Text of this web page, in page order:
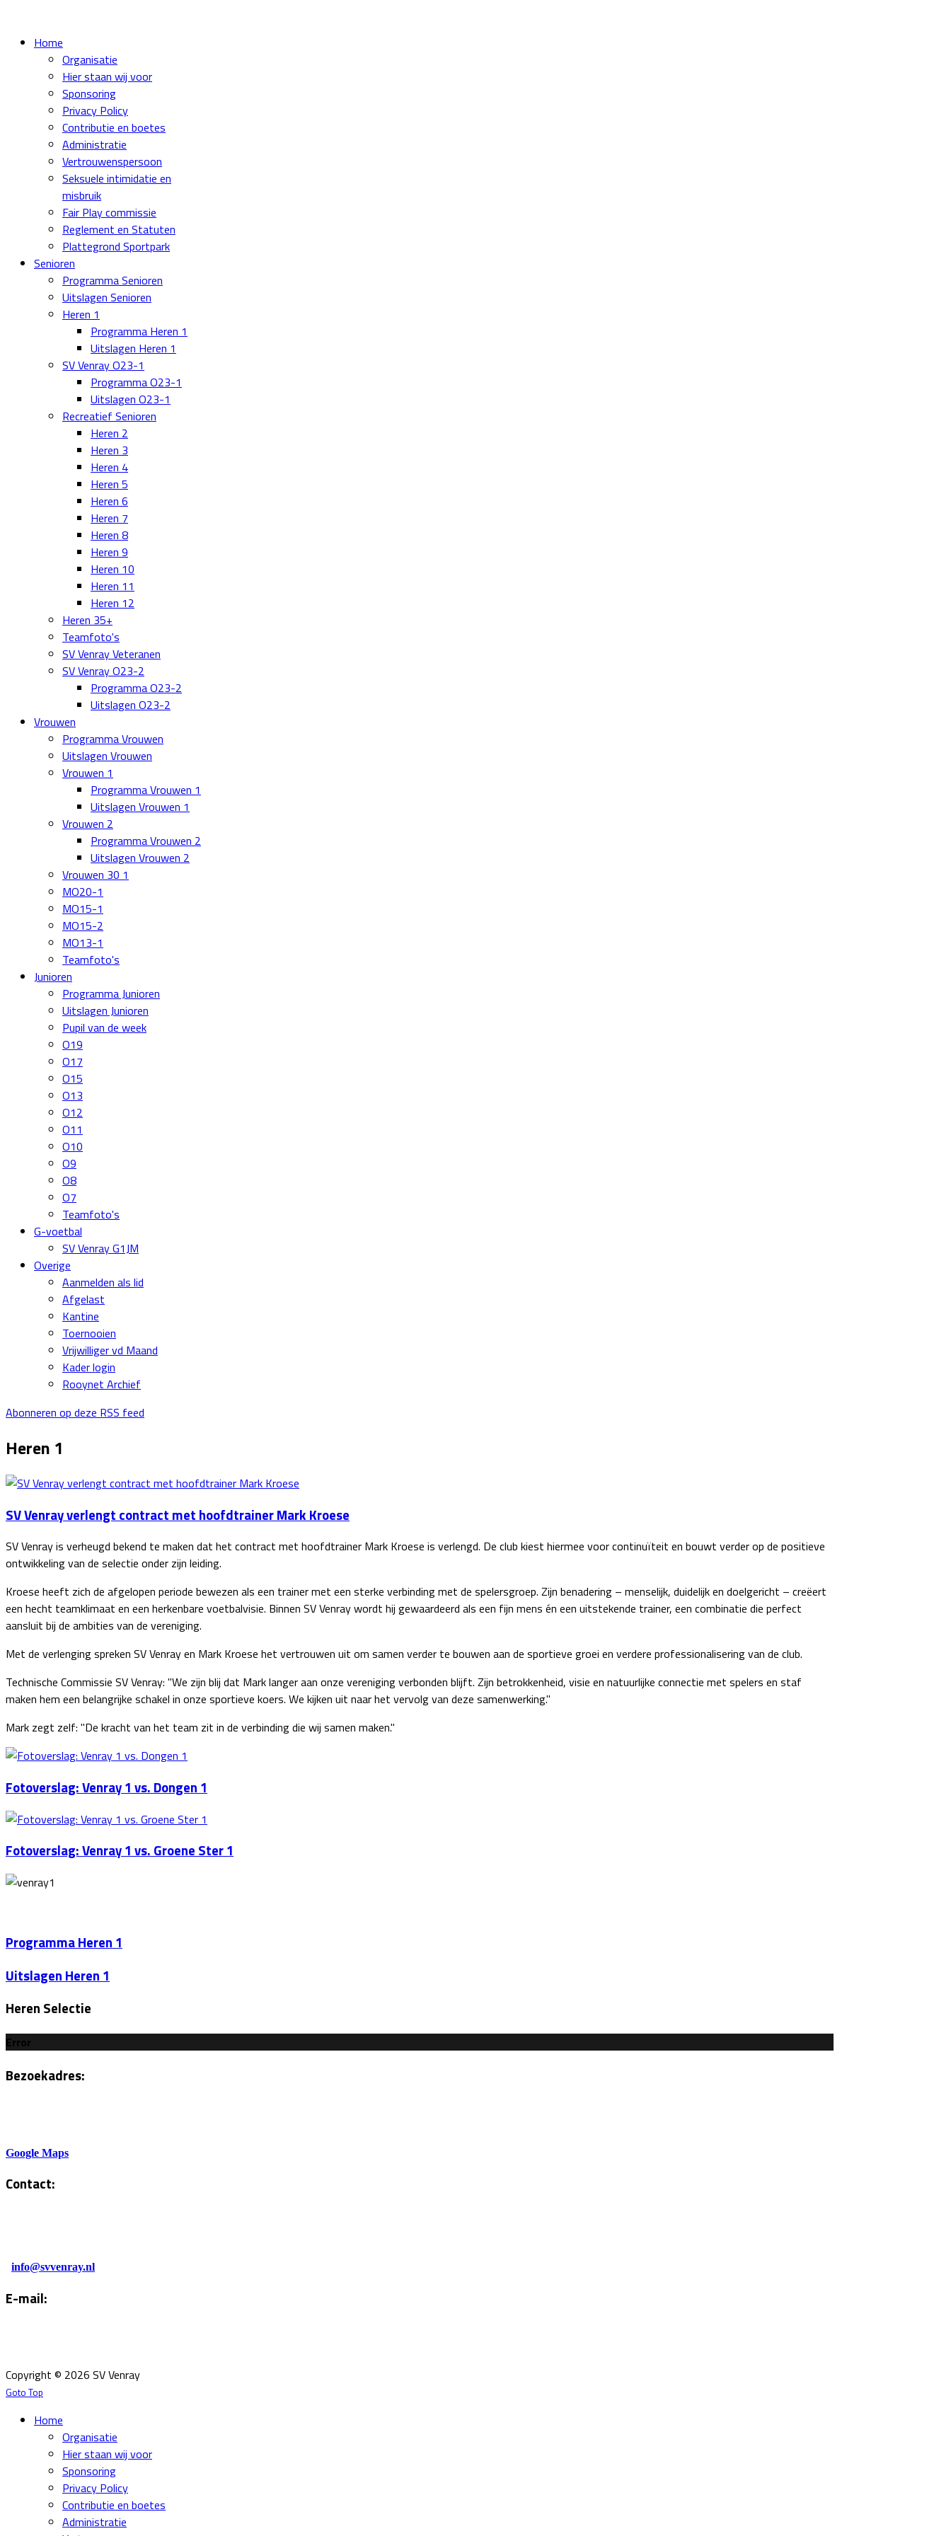
Home
Organisatie
Hier staan wij voor
Sponsoring
Privacy Policy
Contributie en boetes
Administratie
Vertrouwenspersoon
Seksuele intimidatie en
misbruik
Fair Play commissie
Reglement en Statuten
Plattegrond Sportpark
Senioren
Programma Senioren
Uitslagen Senioren
Heren 1
Programma Heren 1
Uitslagen Heren 1
SV Venray O23-1
Programma O23-1
Uitslagen O23-1
Recreatief Senioren
Heren 2
Heren 3
Heren 4
Heren 5
Heren 6
Heren 7
Heren 8
Heren 9
Heren 10
Heren 11
Heren 12
Heren 35+
Teamfoto's
SV Venray Veteranen
SV Venray O23-2
Programma O23-2
Uitslagen O23-2
Vrouwen
Programma Vrouwen
Uitslagen Vrouwen
Vrouwen 1
Programma Vrouwen 1
Uitslagen Vrouwen 1
Vrouwen 2
Programma Vrouwen 2
Uitslagen Vrouwen 2
Vrouwen 30 1
MO20-1
MO15-1
MO15-2
MO13-1
Teamfoto's
Junioren
Programma Junioren
Uitslagen Junioren
Pupil van de week
O19
O17
O15
O13
O12
O11
O10
O9
O8
O7
Teamfoto's
G-voetbal
SV Venray G1JM
Overige
Aanmelden als lid
Afgelast
Kantine
Toernooien
Vrijwilliger vd Maand
Kader login
Rooynet Archief
Abonneren op deze RSS feed
Heren 1
SV Venray verlengt contract met hoofdtrainer Mark Kroese
SV Venray is verheugd bekend te maken dat het contract met hoofdtrainer Mark Kroese is verlengd. De club kiest hiermee voor continuïteit en bouwt verder op de positieve
ontwikkeling van de selectie onder zijn leiding.
Kroese heeft zich de afgelopen periode bewezen als een trainer met een sterke verbinding met de spelersgroep. Zijn benadering – menselijk, duidelijk en doelgericht – creëert
een hecht teamklimaat en een herkenbare voetbalvisie. Binnen SV Venray wordt hij gewaardeerd als een fijn mens én een uitstekende trainer, een combinatie die perfect
aansluit bij de ambities van de vereniging.
Met de verlenging spreken SV Venray en Mark Kroese het vertrouwen uit om samen verder te bouwen aan de sportieve groei en verdere professionalisering van de club.
Technische Commissie SV Venray: "We zijn blij dat Mark langer aan onze vereniging verbonden blijft. Zijn betrokkenheid, visie en natuurlijke connectie met spelers en staf
maken hem een belangrijke schakel in onze sportieve koers. We kijken uit naar het vervolg van deze samenwerking."
Mark zegt zelf: "De kracht van het team zit in de verbinding die wij samen maken."
Fotoverslag: Venray 1 vs. Dongen 1
Fotoverslag: Venray 1 vs. Groene Ster 1
Programma Heren 1
Uitslagen Heren 1
Heren Selectie
Error
Bezoekadres:
Google Maps
Contact:
info@svvenray.nl
E-mail:
Copyright © 2026 SV Venray
Goto Top
Home
Organisatie
Hier staan wij voor
Sponsoring
Privacy Policy
Contributie en boetes
Administratie